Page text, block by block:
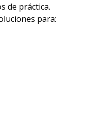
de práctica.
para: